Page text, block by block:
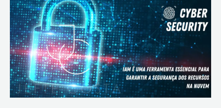
Segurança
e
Operações